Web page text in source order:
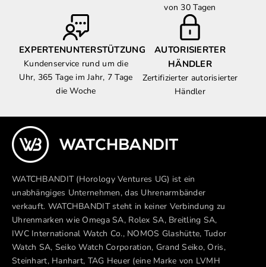
von 30 Tagen
EXPERTENUNTERSTÜTZUNG
Kundenservice rund um die
Uhr, 365 Tage im Jahr, 7 Tage
die Woche
AUTORISIERTER
HÄNDLER
Zertifizierter autorisierter
Händler
WATCHBANDIT (Horology Ventures UG) ist ein
unabhängiges Unternehmen, das Uhrenarmbänder
verkauft. WATCHBANDIT steht in keiner Verbindung zu
Uhrenmarken wie Omega SA, Rolex SA, Breitling SA,
IWC International Watch Co., NOMOS Glashütte, Tudor
Watch SA, Seiko Watch Corporation, Grand Seiko, Oris,
Steinhart, Hanhart, TAG Heuer (eine Marke von LVMH